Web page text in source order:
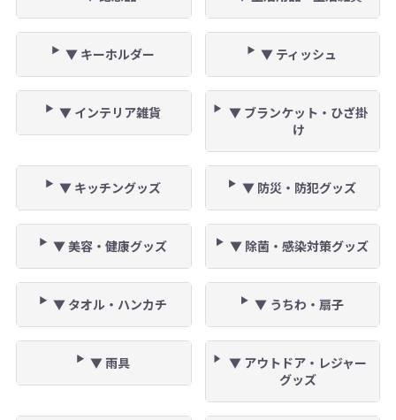
▼ キーホルダー ▼ ティッシュ
▼ インテリア雑貨
▼ ブランケット・ひざ掛
け
▼ キッチングッズ ▼ 防災・防犯グッズ
▼ 美容・健康グッズ ▼ 除菌・感染対策グッズ
▼ タオル・ハンカチ ▼ うちわ・扇子
▼ 雨具
▼ アウトドア・レジャー
グッズ